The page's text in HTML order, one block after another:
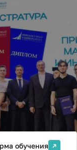
машинного
магистров
направлена
по разработке,
анализа данных,
машинного и
обучения